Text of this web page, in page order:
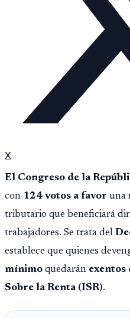
X
El Congreso de la
con 124 votos a favor una
tributario que beneficiará
trabajadores. Se trata del
establece que quienes
mínimo quedarán exentos
Sobre la Renta (ISR).